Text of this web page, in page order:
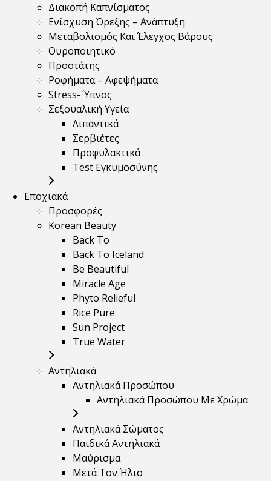
Διακοπή Καπνίσματος
Ενίσχυση Όρεξης – Ανάπτυξη
Μεταβολισμός Και Έλεγχος Βάρους
Ουροποιητικό
Προστάτης
Ροφήματα – Αφεψήματα
Stress- Ύπνος
Σεξουαλική Υγεία
Λιπαντικά
Σερβιέτες
Προφυλακτικά
Test Εγκυμοσύνης
Εποχιακά
Προσφορές
Korean Beauty
Back To
Back To Iceland
Be Beautiful
Miracle Age
Phyto Relieful
Rice Pure
Sun Project
True Water
Αντηλιακά
Αντηλιακά Προσώπου
Αντηλιακά Προσώπου Με Χρώμα
Αντηλιακά Σώματος
Παιδικά Αντηλιακά
Μαύρισμα
Mετά Τον Ήλιο